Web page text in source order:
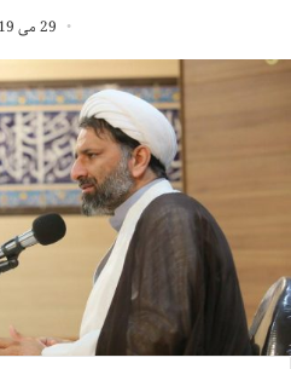
29 می 2019